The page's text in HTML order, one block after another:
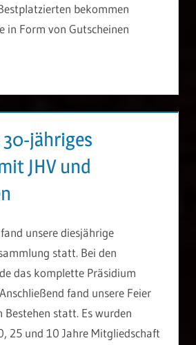
bekommen
in Form von Gutscheinen
jähriges
JHV und
unsere diesjährige
statt. Bei den
das komplette Präsidium
fand unsere Feier
statt. Es wurden
25 und 10 Jahre Mitgliedschaft